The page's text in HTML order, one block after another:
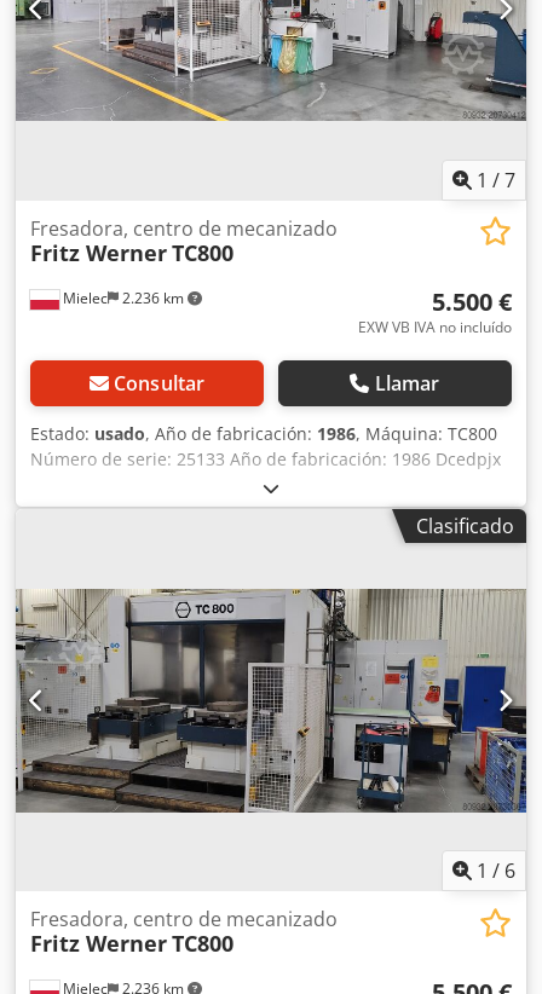
1 /7
Mielec 2.236 km
Fresadora, centro de mecanizado
Fritz WernerTC800
5.500 €
EXW VB IVA no incluído
Consultar Llamar
Estado: usado, Año de fabricación: 1986, Máquina: TC800
Número de serie: 25133 Año de fabricación: 1986 Dcedpjx
Eyvpofx Apmjk Control: Sinumerik System 8
Portaherramientas: SK50 Recorridos: X: 1600 / Y: 1000 / Z:
1100 mm Sistema de medición óptica en los ejes X, Y, Z 2
cambiador de palets Revista de herramientas: 60
herramientas Alimentación: 380V, 50Hz, 55kW.
Clasificado
1 / 6
Mielec 2.236 km
Fresadora, centro de mecanizado
Fritz WernerTC800